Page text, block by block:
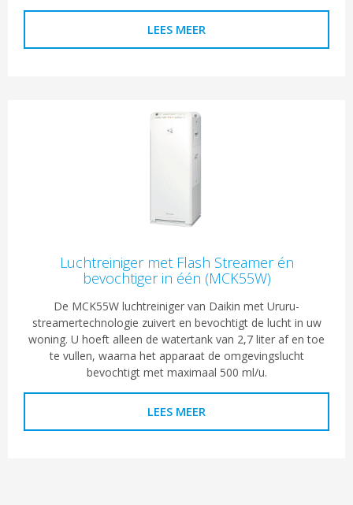
LEES MEER
Luchtreiniger met Flash Streamer én
bevochtiger in één (MCK55W)
De MCK55W luchtreiniger van Daikin met Ururu-
streamertechnologie zuivert en bevochtigt de lucht in uw
woning. U hoeft alleen de watertank van 2,7 liter af en toe
te vullen, waarna het apparaat de omgevingslucht
bevochtigt met maximaal 500 ml/u.
LEES MEER